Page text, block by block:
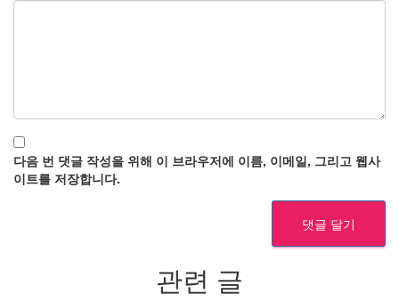
다음 번 댓글 작성을 위해 이 브라우저에 이름, 이메일, 그리고 웹사
이트를 저장합니다.
관련 글